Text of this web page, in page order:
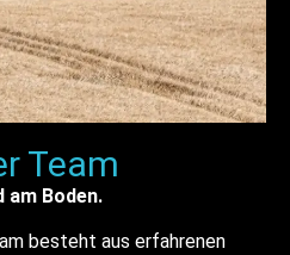
Team
am Boden.
besteht aus erfahrenen